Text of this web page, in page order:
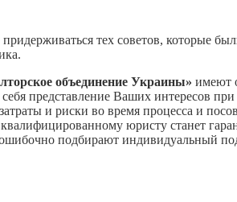
тех советов, которые
объединение Украины» имеют
представление Ваших интересов
и риски во время процесса и
квалифицированному юристу станет
подбирают индивидуальный